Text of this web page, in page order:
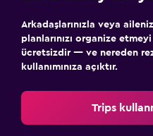
Arkadaşlarınızla veya
planlarınızı organize
ücretsizdir — ve nereden
kullanımınıza açıktır.
Trips